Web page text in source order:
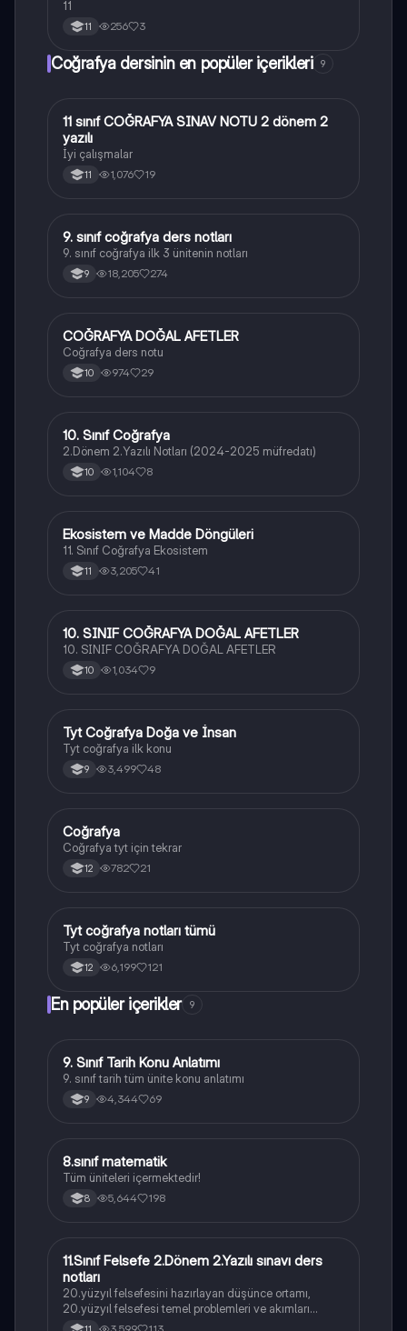
11
11 256 3
Coğrafya dersinin en popüler içerikleri 9
Coğrafya
11 sınıf COĞRAFYA SINAV NOTU 2 dönem 2
yazılı
İyi çalışmalar
11 1,076 19
Coğrafya
9. sınıf coğrafya ders notları
9. sınıf coğrafya ilk 3 ünitenin notları
9 18,205 274
Coğrafya
COĞRAFYA DOĞAL AFETLER
Coğrafya ders notu
10 974 29
Coğrafya
10. Sınıf Coğrafya
2.Dönem 2.Yazılı Notları (2024-2025 müfredatı)
10 1,104 8
Coğrafya
Ekosistem ve Madde Döngüleri
11. Sınıf Coğrafya Ekosistem
11 3,205 41
Coğrafya
10. SINIF COĞRAFYA DOĞAL AFETLER
10. SINIF COĞRAFYA DOĞAL AFETLER
10 1,034 9
Coğrafya
Tyt Coğrafya Doğa ve İnsan
Tyt coğrafya ilk konu
9 3,499 48
Coğrafya
Coğrafya
Coğrafya tyt için tekrar
12 782 21
Coğrafya
Tyt coğrafya notları tümü
Tyt coğrafya notları
12 6,199 121
En popüler içerikler 9
Tarih
9. Sınıf Tarih Konu Anlatımı
9. sınıf tarih tüm ünite konu anlatımı
9 4,344 69
Matematik
8.sınıf matematik
Tüm üniteleri içermektedir!
8 5,644 198
Felsefe
11.Sınıf Felsefe 2.Dönem 2.Yazılı sınavı ders
notları
20.yüzyıl felsefesini hazırlayan düşünce ortamı,
20.yüzyıl felsefesi temel problemleri ve akımları
konularını içermektedir